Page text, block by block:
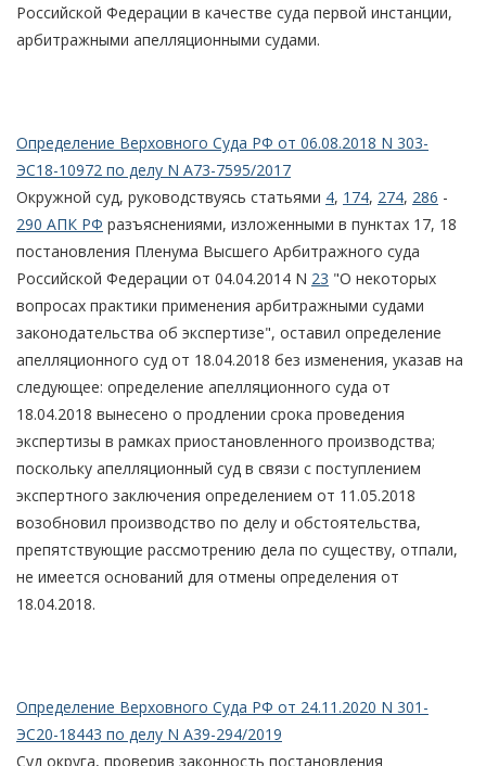
Российской Федерации в качестве суда первой инстанции,
арбитражными апелляционными судами.
Определение Верховного Суда РФ от 06.08.2018 N 303-
ЭС18-10972 по делу N А73-7595/2017
Окружной суд, руководствуясь статьями 4, 174, 274, 286 -
290 АПК РФ разъяснениями, изложенными в пунктах 17, 18
постановления Пленума Высшего Арбитражного суда
Российской Федерации от 04.04.2014 N 23 "О некоторых
вопросах практики применения арбитражными судами
законодательства об экспертизе", оставил определение
апелляционного суд от 18.04.2018 без изменения, указав на
следующее: определение апелляционного суда от
18.04.2018 вынесено о продлении срока проведения
экспертизы в рамках приостановленного производства;
поскольку апелляционный суд в связи с поступлением
экспертного заключения определением от 11.05.2018
возобновил производство по делу и обстоятельства,
препятствующие рассмотрению дела по существу, отпали,
не имеется оснований для отмены определения от
18.04.2018.
Определение Верховного Суда РФ от 24.11.2020 N 301-
ЭС20-18443 по делу N А39-294/2019
Суд округа, проверив законность постановления